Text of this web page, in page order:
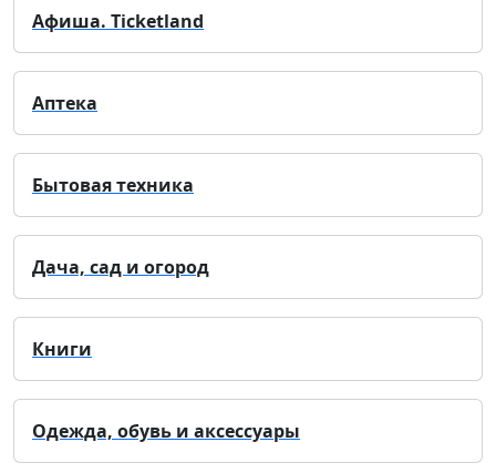
Афиша. Ticketland
Аптека
Бытовая техника
Дача, сад и огород
Книги
Одежда, обувь и аксессуары